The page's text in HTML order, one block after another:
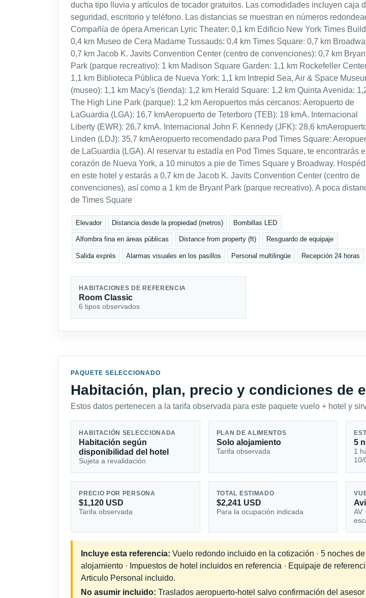
ducha tipo lluvia y artículos de tocador gratuitos. Las comodidades incluyen caja
seguridad, escritorio y teléfono. Las distancias se muestran en números
Compañía de ópera American Lyric Theater: 0,1 km Edificio New York Times
0,4 km Museo de Cera Madame Tussauds: 0,4 km Times Square: 0,7 km
0,7 km Jacob K. Javits Convention Center (centro de convenciones): 0,7 km
Park (parque recreativo): 1 km Madison Square Garden: 1,1 km Rockefeller
1,1 km Biblioteca Pública de Nueva York: 1,1 km Intrepid Sea, Air & Space
(museo): 1,1 km Macy's (tienda): 1,2 km Herald Square: 1,2 km Quinta Avenida:
The High Line Park (parque): 1,2 km Aeropuertos más cercanos: Aeropuerto de
LaGuardia (LGA): 16,7 kmAeropuerto de Teterboro (TEB): 18 kmA. Internacional
Liberty (EWR): 26,7 kmA. Internacional John F. Kennedy (JFK): 28,6
Linden (LDJ): 35,7 kmAeropuerto recomendado para Pod Times Square:
de LaGuardia (LGA). Al reservar tu estadía en Pod Times Square, te encontrarás
corazón de Nueva York, a 10 minutos a pie de Times Square y Broadway.
en este hotel y estarás a 0,7 km de Jacob K. Javits Convention Center (centro de
convenciones), así como a 1 km de Bryant Park (parque recreativo). A poca
de Times Square
Elevador Distancia desde la propiedad (metros) Bombillas LED
Alfombra fina en áreas públicas Distance from property (ft) Resguardo de equipaje
Salida exprés Alarmas visuales en los pasillos Personal multilingüe Recepción 24 horas
HABITACIONES DE REFERENCIA
Room Classic
6 tipos observados
PAQUETE SELECCIONADO
Habitación, plan, precio y condiciones de
Estos datos pertenecen a la tarifa observada para este paquete vuelo + hotel y
HABITACIÓN SELECCIONADA
Habitación según
disponibilidad del hotel
Sujeta a revalidación
PLAN DE ALIMENTOS
Solo alojamiento
Tarifa observada
5
1
10/
PRECIO POR PERSONA
$1,120 USD
Tarifa observada
TOTAL ESTIMADO
$2,241 USD
Para la ocupación indicada
AV
Incluye esta referencia: Vuelo redondo incluido en la cotización · 5 noches
alojamiento · Impuestos de hotel incluidos en referencia · Equipaje de
Articulo Personal incluido.
No asumir incluido: Traslados aeropuerto-hotel salvo confirmación del